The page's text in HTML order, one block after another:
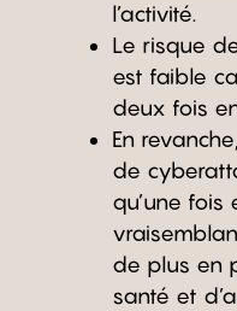
l’activité.
Le risque
est faible
deux fois
En
de
qu’une fois
de plus en
santé et